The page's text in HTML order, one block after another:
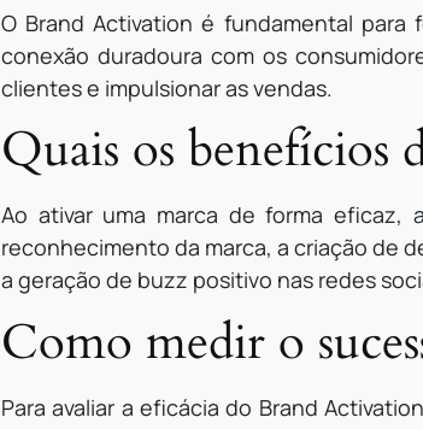
O Brand Activation é fundamental para
conexão duradoura com os
clientes e impulsionar as vendas.
Quais os benefícios
Ao ativar uma marca de forma eficaz,
reconhecimento da marca, a criação de
a geração de buzz positivo nas redes
Como medir o
Para avaliar a eficácia do Brand